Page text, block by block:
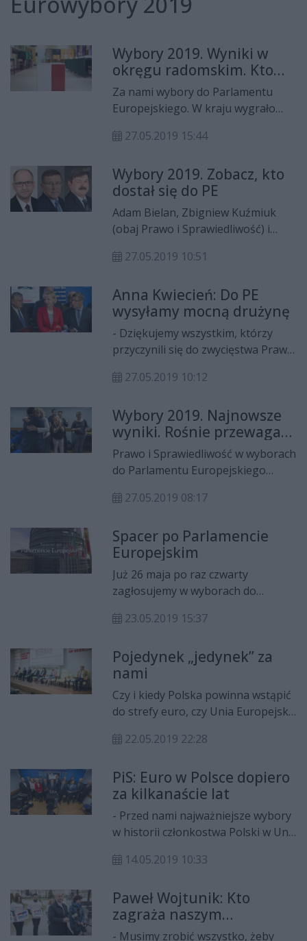
Wybory 2019. Wyniki w
okręgu radomskim. Kto
dostałby się do sejmu?
Za nami wybory do Parlamentu
Europejskiego. W kraju wygrało
siedem procent wyprzedziło
Mazowszu (bez Warszawy) PiS ma
nad Koalicją ponaddwukrotną
przewagę. A gdyby przełożyć te
wyniki na zbliżające się wybory
parlamentarne? Kto mógłby liczyć
na mandaty w okręgu radomskim?
27.05.2019 15:44
Wybory 2019. Zobacz, kto
dostał się do PE
Adam Bielan, Zbigniew Kuźmiuk
(obaj Prawo i Sprawiedliwość) i
Europejska) będą reprezentować
Tak wynika z nieoficjalnych
cząstkowych wyników ogłoszonych
przez Państwową Komisję
Wyborczą po zliczeniu głosów z
99,56 obwodowych komisji
wyborczych w okręgu piątym.
27.05.2019 10:51
Anna Kwiecień: Do PE
wysyłamy mocną drużynę
- Dziękujemy wszystkim, którzy
przyczynili się do zwycięstwa Prawa
Anna Kwiecień, podczas wieczoru
najnowszych cząstkowych wyników
na PiS zagłosowało ponad 46 proc.
wyborców, którzy w niedzielę, 26
maja udali się do urn.
27.05.2019 10:12
Wybory 2019. Najnowsze
wyniki. Rośnie przewaga
PiS
Prawo i Sprawiedliwość w wyborach
do Parlamentu Europejskiego
miejsce zajęła Koalicja Europejska z
wyborczy przekroczyła jeszcze
Wiosna Roberta Biedronia z
wynikiem 6,02 proc. Takie wyniki
głosowania podaje Państwowa
Komisja Wyborcza po zliczeniu
głosów z 95,9 proc. wszystkich
(26 166 na 27 285).
27.05.2019 08:17
Spacer po Parlamencie
Europejskim
Już 26 maja po raz czwarty
zagłosujemy w wyborach do
całym kraju wybierzemy 52
pełnić swoją funkcję przez
pięcioletnią kadencję.
23.05.2019 15:37
Pojedynek „jedynek” za
nami
Czy i kiedy Polska powinna wstąpić
do strefy euro, czy Unia Europejska
rozwiązać problemy migracyjne we
rozmawiano podczas debaty
liderów list do Parlamentu
Europejskiego.
22.05.2019 22:28
PiS: Euro w Polsce dopiero
za kilkanaście lat
- Przed nami najważniejsze wybory
w historii członkostwa Polski w Unii
Bielan, wicemarszałek senatu. Do
się 26 maja, zachęcali
parlamentarzyści Prawa i
Sprawiedliwości.
14.05.2019 10:33
Paweł Wojtunik: Kto
zagraża naszym
dzieciom...
- Musimy zrobić wszystko, żeby